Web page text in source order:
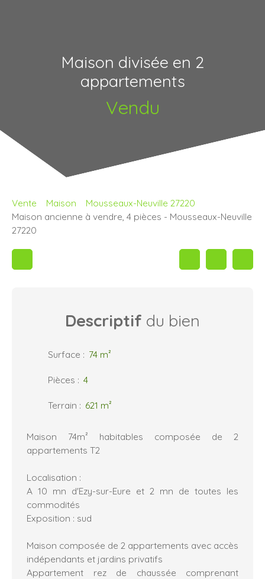
Maison divisée en 2
appartements
Vendu
Vente Maison
Mousseaux-Neuville 27220
Maison ancienne à vendre, 4 pièces - Mousseaux-Neuville
27220
Descriptif du bien
Surface : 74 m²
Pièces : 4
Terrain : 621 m²
Maison 74m² habitables composée de 2
appartements T2
Localisation :
A 10 mn d'Ezy-sur-Eure et 2 mn de toutes les
commodités
Exposition : sud
Maison composée de 2 appartements avec accès
indépendants et jardins privatifs
Appartement rez de chaussée comprenant